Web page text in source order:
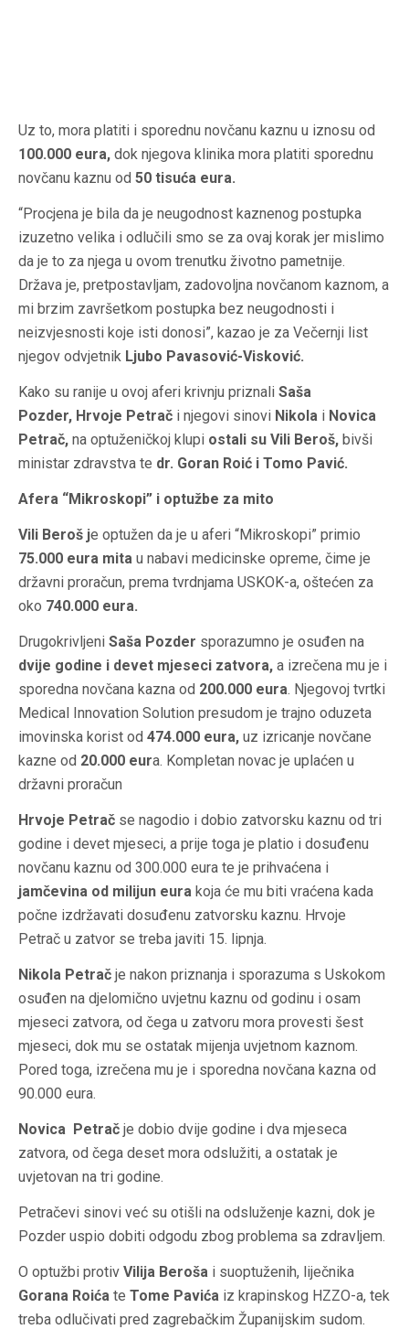
Uz to, mora platiti i sporednu novčanu kaznu u iznosu od
100.000 eura, dok njegova klinika mora platiti sporednu
novčanu kaznu od 50 tisuća eura.
“Procjena je bila da je neugodnost kaznenog postupka
izuzetno velika i odlučili smo se za ovaj korak jer mislimo
da je to za njega u ovom trenutku životno pametnije.
Država je, pretpostavljam, zadovoljna novčanom kaznom, a
mi brzim završetkom postupka bez neugodnosti i
neizvjesnosti koje isti donosi”, kazao je za Večernji list
njegov odvjetnik Ljubo Pavasović-Visković.
Kako su ranije u ovoj aferi krivnju priznali Saša
Pozder, Hrvoje Petrač i njegovi sinovi Nikola i Novica
Petrač, na optuženičkoj klupi ostali su Vili Beroš, bivši
ministar zdravstva te dr. Goran Roić i Tomo Pavić.
Afera “Mikroskopi” i optužbe za mito
Vili Beroš je optužen da je u aferi “Mikroskopi” primio
75.000 eura mita u nabavi medicinske opreme, čime je
državni proračun, prema tvrdnjama USKOK-a, oštećen za
oko 740.000 eura.
Drugokrivljeni Saša Pozder sporazumno je osuđen na
dvije godine i devet mjeseci zatvora, a izrečena mu je i
sporedna novčana kazna od 200.000 eura. Njegovoj tvrtki
Medical Innovation Solution presudom je trajno oduzeta
imovinska korist od 474.000 eura, uz izricanje novčane
kazne od 20.000 eura. Kompletan novac je uplaćen u
državni proračun
Hrvoje Petrač se nagodio i dobio zatvorsku kaznu od tri
godine i devet mjeseci, a prije toga je platio i dosuđenu
novčanu kaznu od 300.000 eura te je prihvaćena i
jamčevina od milijun eura koja će mu biti vraćena kada
počne izdržavati dosuđenu zatvorsku kaznu. Hrvoje
Petrač u zatvor se treba javiti 15. lipnja.
Nikola Petrač je nakon priznanja i sporazuma s Uskokom
osuđen na djelomično uvjetnu kaznu od godinu i osam
mjeseci zatvora, od čega u zatvoru mora provesti šest
mjeseci, dok mu se ostatak mijenja uvjetnom kaznom.
Pored toga, izrečena mu je i sporedna novčana kazna od
90.000 eura.
Novica Petrač je dobio dvije godine i dva mjeseca
zatvora, od čega deset mora odslužiti, a ostatak je
uvjetovan na tri godine.
Petračevi sinovi već su otišli na odsluženje kazni, dok je
Pozder uspio dobiti odgodu zbog problema sa zdravljem.
O optužbi protiv Vilija Beroša i suoptuženih, liječnika
Gorana Roića te Tome Pavića iz krapinskog HZZO-a, tek
treba odlučivati pred zagrebačkim Županijskim sudom.